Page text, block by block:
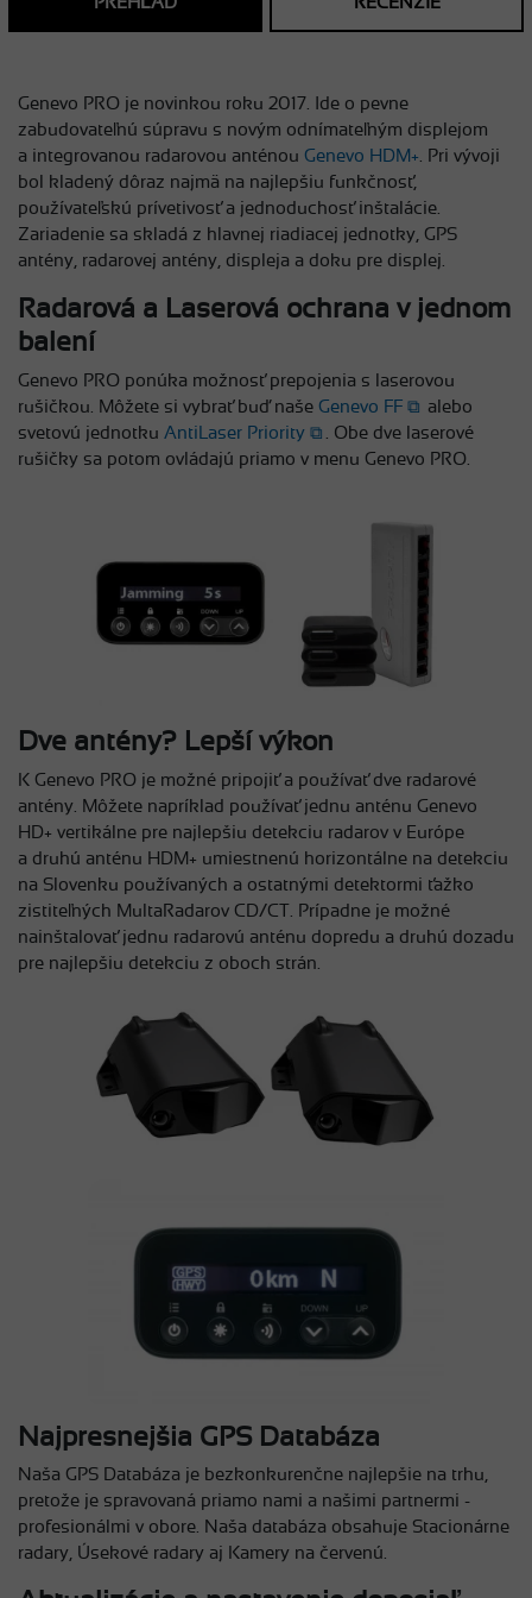
Genevo PRO je novinkou roku 2017. Ide o pevne
zabudovateľnú súpravu s novým odnímateľným displejom
a integrovanou radarovou anténou Genevo HDM+ . Pri vývoji
bol kladený dôraz najmä na najlepšiu funkčnosť,
používateľskú prívetivosť a jednoduchosť inštalácie.
Zariadenie sa skladá z hlavnej riadiacej jednotky, GPS
antény, radarovej antény, displeja a doku pre displej.
Radarová a Laserová ochrana v jednom
balení
Genevo PRO ponúka možnosť prepojenia s laserovou
rušičkou. Môžete si vybrať buď naše Genevo FF
alebo
svetovú jednotku AntiLaser Priority
. Obe dve laserové
rušičky sa potom ovládajú priamo v menu Genevo PRO.
Dve antény? Lepší výkon
K Genevo PRO je možné pripojiť a používať dve radarové
antény. Môžete napríklad používať jednu anténu Genevo
HD+ vertikálne pre najlepšiu detekciu radarov v Európe
a druhú anténu HDM+ umiestnenú horizontálne na detekciu
na Slovenku používaných a ostatnými detektormi ťažko
zistiteľných MultaRadarov CD/CT. Prípadne je možné
nainštalovať jednu radarovú anténu dopredu a druhú dozadu
pre najlepšiu detekciu z oboch strán.
Najpresnejšia GPS Databáza
Naša GPS Databáza je bezkonkurenčne najlepšie na trhu,
pretože je spravovaná priamo nami a našimi partnermi -
profesionálmi v obore. Naša databáza obsahuje Stacionárne
radary, Úsekové radary aj Kamery na červenú.